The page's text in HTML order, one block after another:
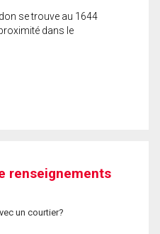
se trouve au 1644
dans le
renseignements
un courtier?